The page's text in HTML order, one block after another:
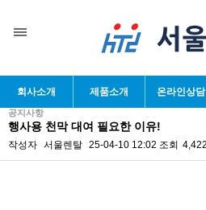
회사소개 제품소개 온라인상담
공지사항
행사용 천막 대여 필요한 이유!
작성자 서울렌탈 25-04-10 12:02 조회